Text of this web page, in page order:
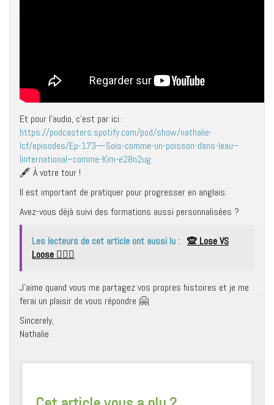
Et pour l’audio, c’est par ici :
https://podcasters.spotify.com/pod/show/nathalie-
lcf/episodes/Ep-173—Sois-comme-un-poisson-dans-leau–
linternational–comme-Kim-e28n2ug
🖋 À votre tour !
Il est important de pratiquer pour progresser en anglais.
Avez-vous déjà suivi des formations aussi personnalisées ?
Les lecteurs de cet article ont aussi lu : 🙊 Lose VS
Loose 🤸🏾‍♀️
J’aime quand vous me partagez vos propres histoires et je me
ferai un plaisir de vous répondre 🤗
Sincerely,
Nathalie